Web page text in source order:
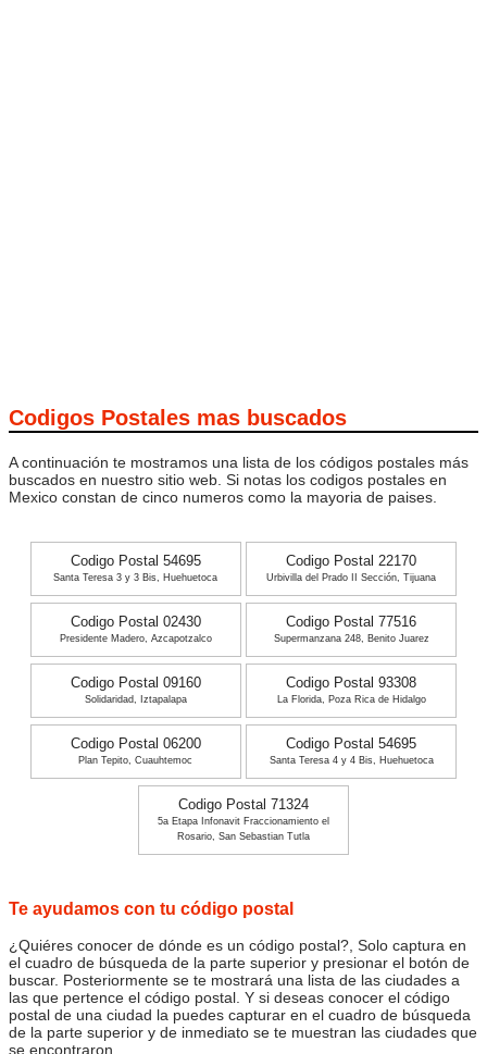
Codigos Postales mas buscados
A continuación te mostramos una lista de los códigos postales más
buscados en nuestro sitio web. Si notas los codigos postales en
Mexico constan de cinco numeros como la mayoria de paises.
Codigo Postal 54695
Santa Teresa 3 y 3 Bis, Huehuetoca
Codigo Postal 22170
Urbivilla del Prado II Sección, Tijuana
Codigo Postal 02430
Presidente Madero, Azcapotzalco
Codigo Postal 77516
Supermanzana 248, Benito Juarez
Codigo Postal 09160
Solidaridad, Iztapalapa
Codigo Postal 93308
La Florida, Poza Rica de Hidalgo
Codigo Postal 06200
Plan Tepito, Cuauhtemoc
Codigo Postal 54695
Santa Teresa 4 y 4 Bis, Huehuetoca
Codigo Postal 71324
5a Etapa Infonavit Fraccionamiento el
Rosario, San Sebastian Tutla
Te ayudamos con tu código postal
¿Quiéres conocer de dónde es un código postal?, Solo captura en
el cuadro de búsqueda de la parte superior y presionar el botón de
buscar. Posteriormente se te mostrará una lista de las ciudades a
las que pertence el código postal. Y si deseas conocer el código
postal de una ciudad la puedes capturar en el cuadro de búsqueda
de la parte superior y de inmediato se te muestran las ciudades que
se encontraron.